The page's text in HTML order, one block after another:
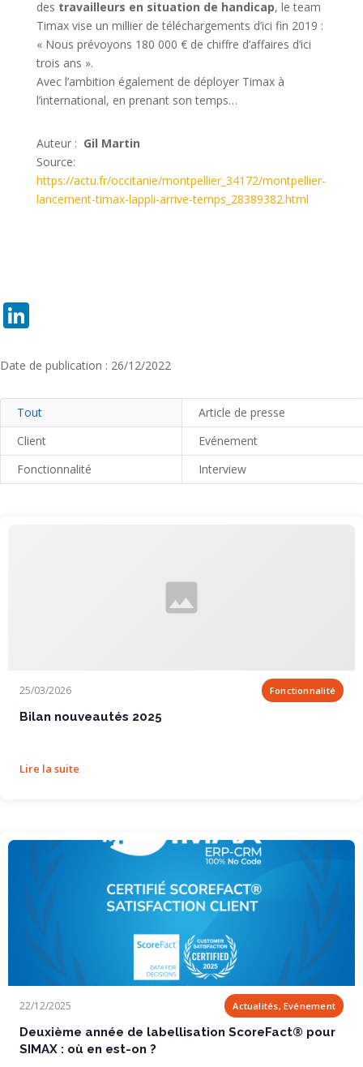
des travailleurs en situation de handicap, le team
Timax vise un millier de téléchargements d’ici fin 2019 :
« Nous prévoyons 180 000 € de chiffre d’affaires d’ici
trois ans ».
Avec l’ambition également de déployer Timax à
l’international, en prenant son temps…
Auteur : Gil Martin
Source:
https://actu.fr/occitanie/montpellier_34172/montpellier-
lancement-timax-lappli-arrive-temps_28389382.html
Date de publication : 26/12/2022
Tout
Article de presse
Client
Evénement
Fonctionnalité
Interview
25/03/2026 Fonctionnalité
Bilan nouveautés 2025
Lire la suite
22/12/2025 Actualités, Evénement
Deuxième année de labellisation ScoreFact® pour
SIMAX : où en est-on ?